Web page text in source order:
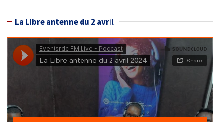
La Libre antenne du 2 avril